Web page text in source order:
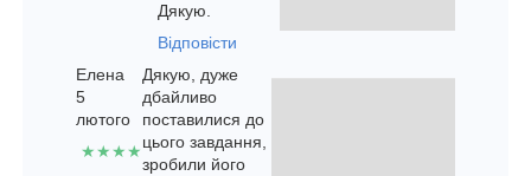
Дякую.
Відповісти
Елена
5
лютого
★★★★
Дякую, дуже
дбайливо
поставилися до
цього завдання,
зробили його